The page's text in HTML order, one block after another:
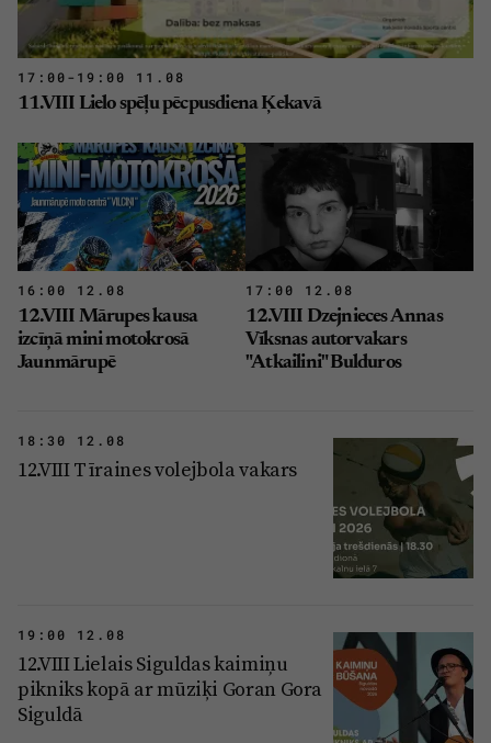
17:00-19:00 11.08
11.VIII Lielo spēļu pēcpusdiena Ķekavā
16:00 12.08
12.VIII Mārupes kausa
izcīņā mini motokrosā
Jaunmārupē
17:00 12.08
12.VIII Dzejnieces Annas
Vīksnas autorvakars
"Atkailini" Bulduros
18:30 12.08
12.VIII Tīraines volejbola vakars
19:00 12.08
12.VIII Lielais Siguldas kaimiņu
pikniks kopā ar mūziķi Goran Gora
Siguldā